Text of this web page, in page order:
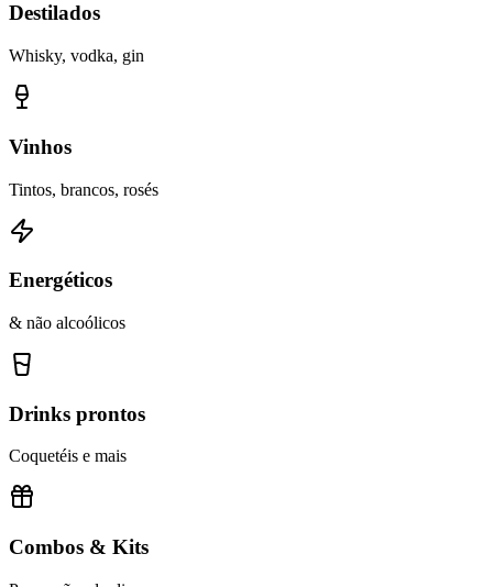
Destilados
Whisky, vodka, gin
Vinhos
Tintos, brancos, rosés
Energéticos
& não alcoólicos
Drinks prontos
Coquetéis e mais
Combos & Kits